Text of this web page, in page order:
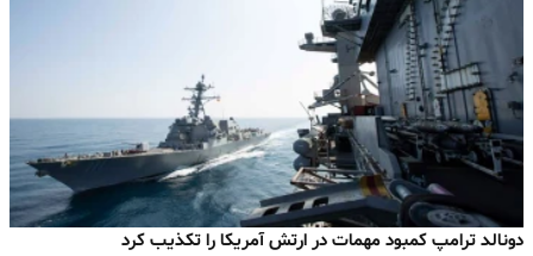
دونالد ترامپ کمبود مهمات در ارتش آمریکا را تکذیب کرد